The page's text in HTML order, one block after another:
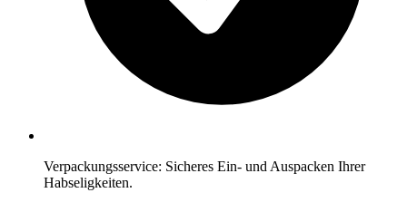
Verpackungsservice: Sicheres Ein- und Auspacken Ihrer
Habseligkeiten.